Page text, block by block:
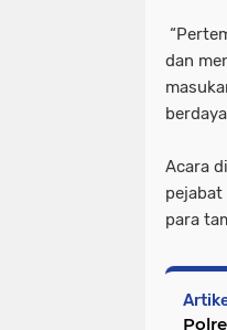
dan
Acara
pejabat
para